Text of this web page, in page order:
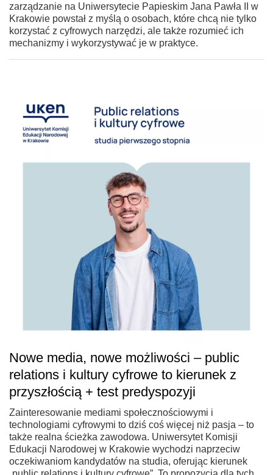
zarządzanie na Uniwersytecie Papieskim Jana Pawła II w
Krakowie powstał z myślą o osobach, które chcą nie tylko
korzystać z cyfrowych narzędzi, ale także rozumieć ich
mechanizmy i wykorzystywać je w praktyce.
Nowe media, nowe możliwości – public
relations i kultury cyfrowe to kierunek z
przyszłością + test predyspozyji
Zainteresowanie mediami społecznościowymi i
technologiami cyfrowymi to dziś coś więcej niż pasja – to
także realna ścieżka zawodowa. Uniwersytet Komisji
Edukacji Narodowej w Krakowie wychodzi naprzeciw
oczekiwaniom kandydatów na studia, oferując kierunek